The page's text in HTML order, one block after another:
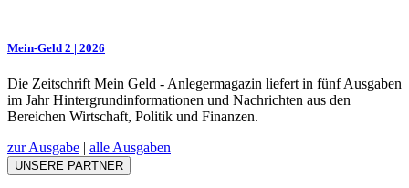
Mein-Geld 2 | 2026
Die Zeitschrift Mein Geld - Anlegermagazin liefert in fünf Ausgaben
im Jahr Hintergrundinformationen und Nachrichten aus den
Bereichen Wirtschaft, Politik und Finanzen.
zur Ausgabe | alle Ausgaben
UNSERE PARTNER